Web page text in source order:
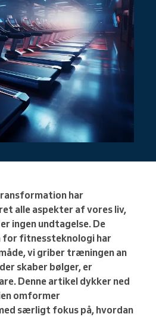
har
alle aspekter af vores liv,
ingen undtagelse. De
for fitnessteknologi har
vi griber træningen an
skaber bølger, er
Denne artikel dykker ned
omformer
særligt fokus på, hvordan